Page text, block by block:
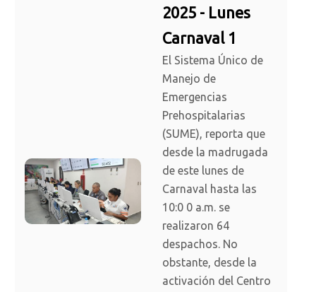
2025 - Lunes
Carnaval 1
El Sistema Único de
Manejo de
Emergencias
Prehospitalarias
(SUME), reporta que
desde la madrugada
de este lunes de
Carnaval hasta las
10:0 0 a.m. se
realizaron 64
despachos. No
obstante, desde la
activación del Centro